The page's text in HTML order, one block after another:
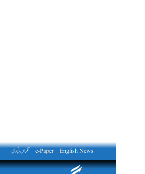
English News
e-Paper نگراں ٹی وی